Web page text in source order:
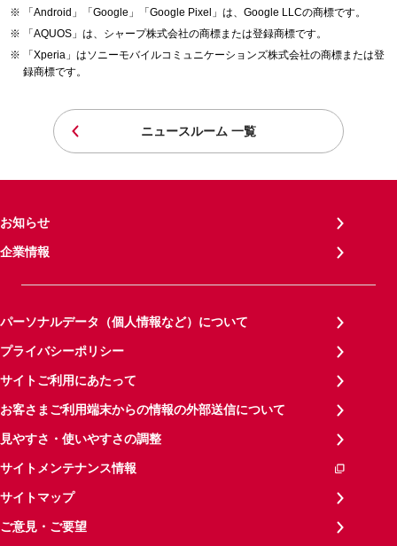
「Android」「Google」「Google Pixel」は、Google LLCの商標です。
「AQUOS」は、シャープ株式会社の商標または登録商標です。
「Xperia」はソニーモバイルコミュニケーションズ株式会社の商標または登
録商標です。
ニュースルーム 一覧
お知らせ
企業情報
パーソナルデータ（個人情報など）について
プライバシーポリシー
サイトご利用にあたって
お客さまご利用端末からの情報の外部送信について
見やすさ・使いやすさの調整
サイトメンテナンス情報
サイトマップ
ご意見・ご要望